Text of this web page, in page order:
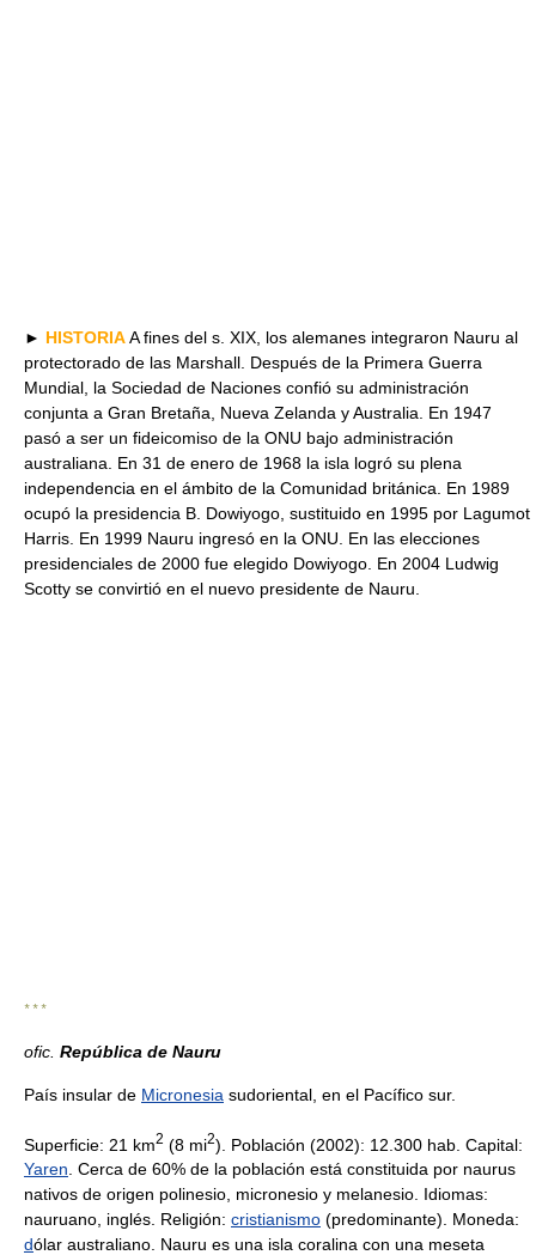
► HISTORIAA fines del s. XIX, los alemanes integraron Nauru al
protectorado de las Marshall. Después de la Primera Guerra
Mundial, la Sociedad de Naciones confió su administración
conjunta a Gran Bretaña, Nueva Zelanda y Australia. En 1947
pasó a ser un fideicomiso de la ONU bajo administración
australiana. En 31 de enero de 1968 la isla logró su plena
independencia en el ámbito de la Comunidad británica. En 1989
ocupó la presidencia B. Dowiyogo, sustituido en 1995 por Lagumot
Harris. En 1999 Nauru ingresó en la ONU. En las elecciones
presidenciales de 2000 fue elegido Dowiyogo. En 2004 Ludwig
Scotty se convirtió en el nuevo presidente de Nauru.
* * *
ofic. República de Nauru
País insular de Micronesia sudoriental, en el Pacífico sur.
Superficie: 21 km2 (8 mi2). Población (2002): 12.300 hab. Capital:
Yaren. Cerca de 60% de la población está constituida por naurus
nativos de origen polinesio, micronesio y melanesio. Idiomas:
nauruano, inglés. Religión: cristianismo (predominante). Moneda:
dólar australiano. Nauru es una isla coralina con una meseta